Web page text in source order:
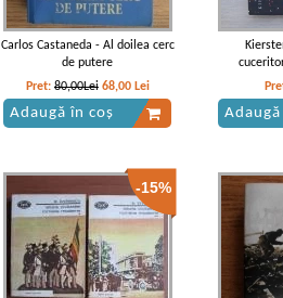
Carlos Castaneda - Al doilea cerc
de putere
Pret: 80,00Lei 68,00 Lei
Adaugă în coș
-15%